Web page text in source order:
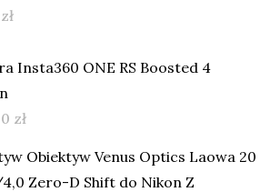
zł
Insta360 ONE RS Boosted 4
zł
Obiektyw Venus Optics Laowa 20
Zero-D Shift do Nikon Z